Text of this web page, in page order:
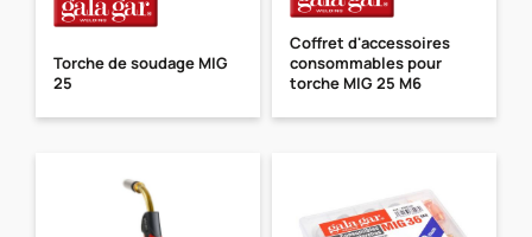
Torche de soudage MIG
25
Coffret d'accessoires
consommables pour
torche MIG 25 M6